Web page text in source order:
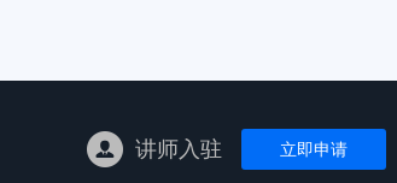
讲师入驻 立即申请